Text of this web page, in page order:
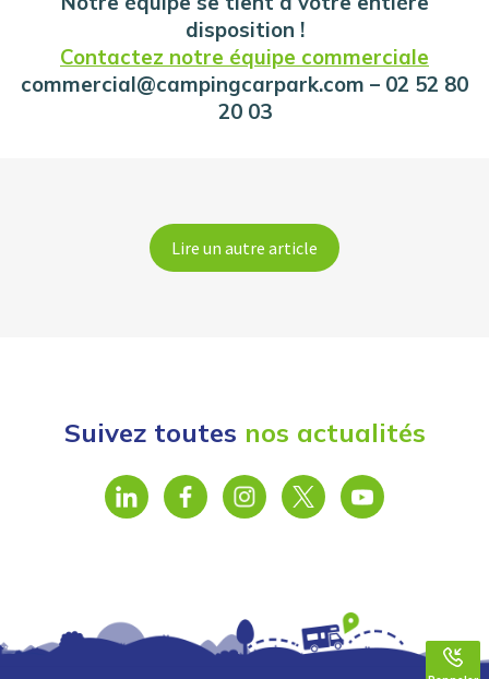
disposition !
Contactez notre équipe commerciale
commercial@campingcarpark.com – 02 52 80
20 03
Lire un autre article
Suivez toutes nos actualités